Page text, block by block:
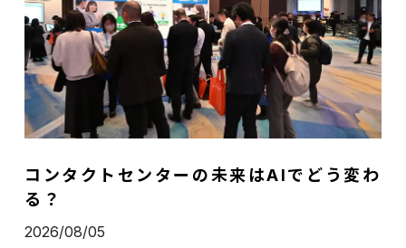
コンタクトセンターの未来はAIでどう変わ
る？
2026/08/05